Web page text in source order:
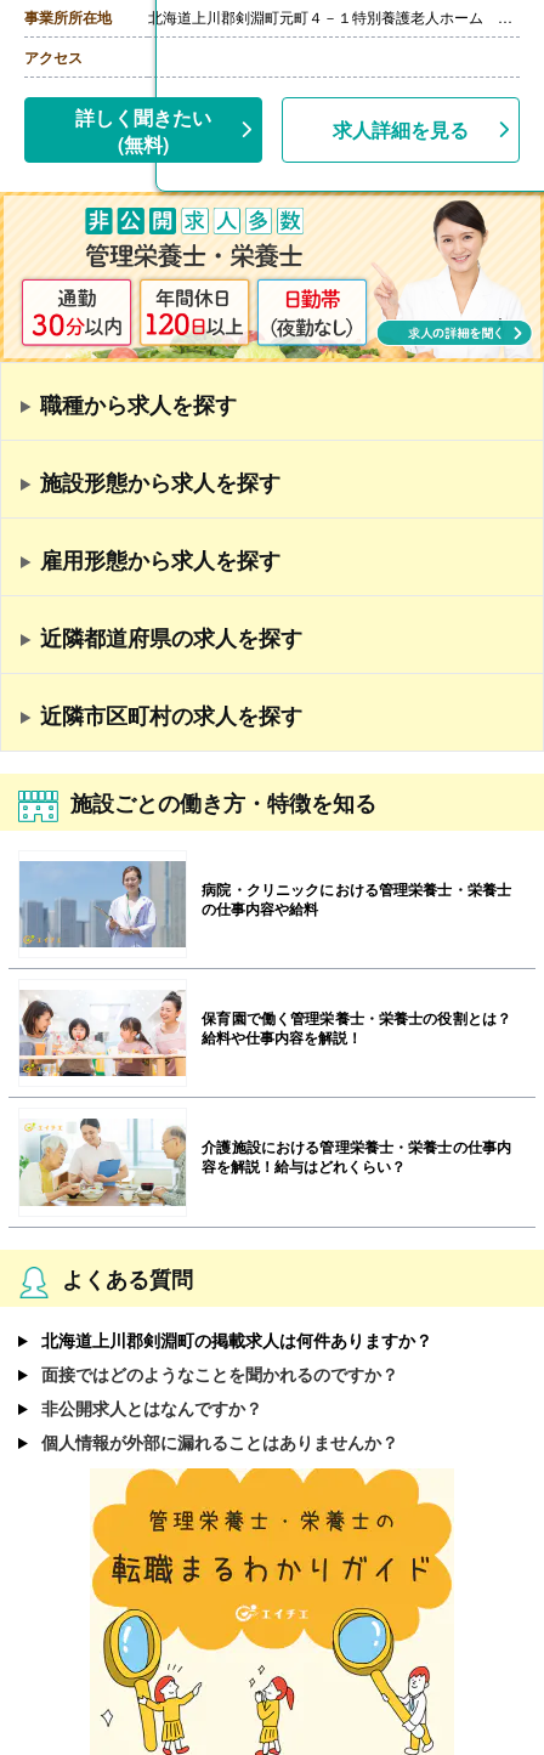
事業所所在地 北海道上川郡剣淵町元町４－１特別養護老人ホーム 剣淵ひらなみ荘内 富士産業株式会社
アクセス
詳しく聞きたい
(無料)
求人詳細を見る
職種から求人を探す
施設形態から求人を探す
雇用形態から求人を探す
近隣都道府県の求人を探す
近隣市区町村の求人を探す
施設ごとの働き方・特徴を知る
病院・クリニックにおける管理栄養士・栄養士
の仕事内容や給料
保育園で働く管理栄養士・栄養士の役割とは？
給料や仕事内容を解説！
介護施設における管理栄養士・栄養士の仕事内
容を解説！給与はどれくらい？
よくある質問
北海道上川郡剣淵町の掲載求人は何件ありますか？
面接ではどのようなことを聞かれるのですか？
非公開求人とはなんですか？
個人情報が外部に漏れることはありませんか？